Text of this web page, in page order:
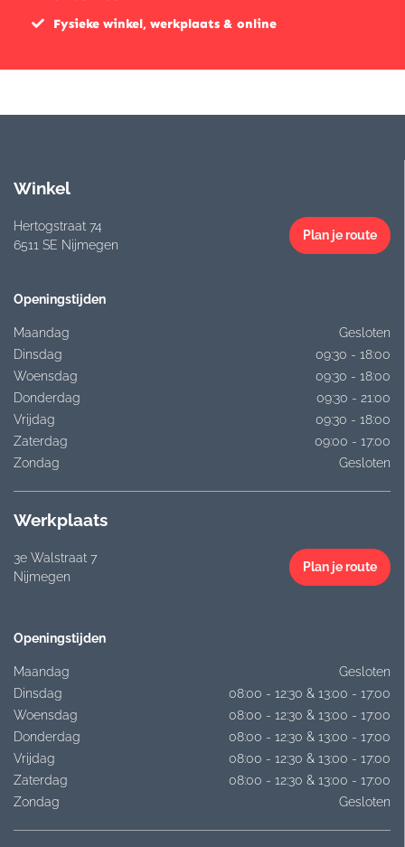
Fysieke winkel, werkplaats & online
Winkel
Hertogstraat 74
6511 SE Nijmegen
Plan je route
Openingstijden
Maandag
Gesloten
Dinsdag
09:30 - 18:00
Woensdag
09:30 - 18:00
Donderdag
09:30 - 21:00
Vrijdag
09:30 - 18:00
Zaterdag
09:00 - 17:00
Zondag
Gesloten
Werkplaats
3e Walstraat 7
Nijmegen
Plan je route
Openingstijden
Maandag
Gesloten
Dinsdag
08:00 - 12:30 & 13:00 - 17:00
Woensdag
08:00 - 12:30 & 13:00 - 17:00
Donderdag
08:00 - 12:30 & 13:00 - 17:00
Vrijdag
08:00 - 12:30 & 13:00 - 17:00
Zaterdag
08:00 - 12:30 & 13:00 - 17:00
Zondag
Gesloten